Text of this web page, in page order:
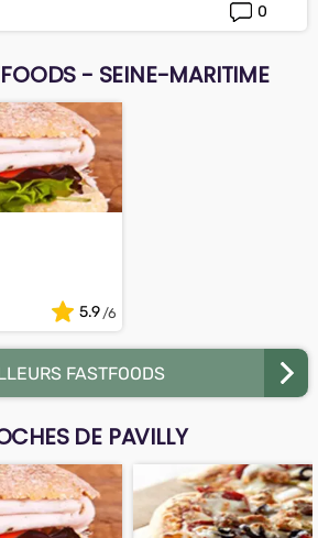
0
- SEINE-MARITIME
5.9
FASTFOODS
DE PAVILLY